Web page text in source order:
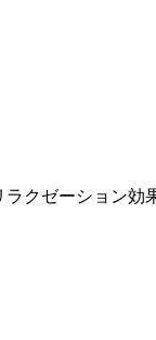
クゼーション効